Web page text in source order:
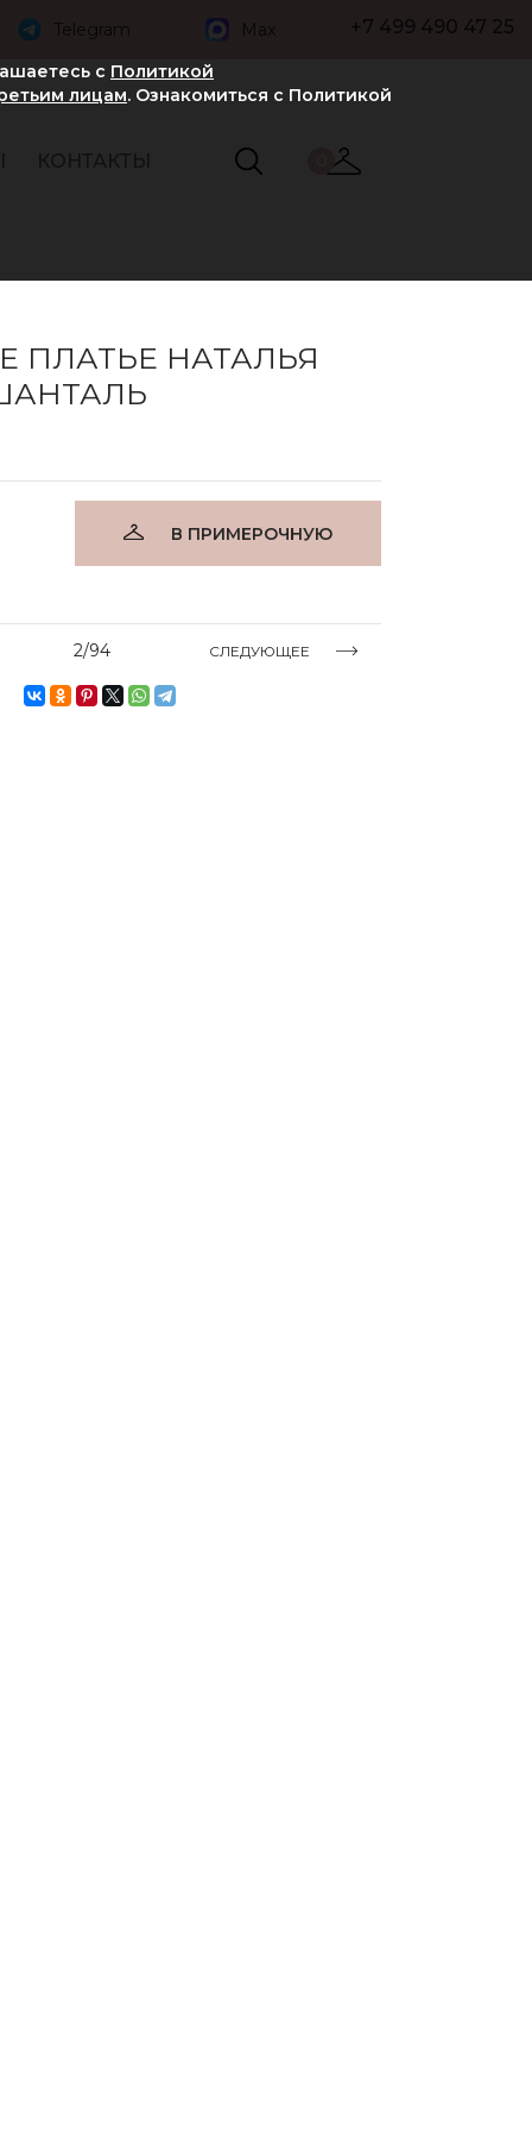
Telegram Max +7 499 490 47 25
КОНТАКТЫ
ПЛАТЬЕ НАТАЛЬЯ
В ПРИМЕРОЧНУЮ
2/94 СЛЕДУЮЩЕЕ
с Политикой
лицам. Ознакомиться с Политикой